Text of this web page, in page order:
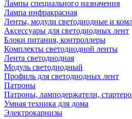
Лампы специального назначения
Лампа инфракрасная
Ленты, модули светодиодные и
Аксессуары для светодиодных лент
Блоки питания, контроллеры
Комплекты светодиодной ленты
Лента светодиодная
Модуль светодиодный
Профиль для светодиодных лент
Патроны
Патроны, ламподержатели,
Умная техника для дома
Электрокарнизы